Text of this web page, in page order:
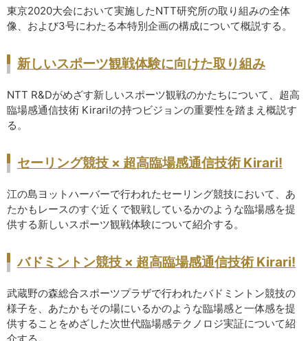
東京2020大会において実施したNTT研究所の取り組みの全体
像、および3号にわたる本特別企画の構成について概説する。
新しいスポーツ観戦体験に向けた取り組み
NTT R&Dがめざす新しいスポーツ観戦のかたちについて、超高
臨場感通信技術 Kirari!の持つビジョンの重要性を踏まえ概説す
る。
セーリング競技 × 超高臨場感通信技術 Kirari!
江の島ヨットハーバーで行われたセーリング競技において、あ
たかもレースのすぐ近くで観戦しているかのような臨場感を提
供する新しいスポーツ観戦体験について紹介する。
バドミントン競技 × 超高臨場感通信技術 Kirari!
武蔵野の森総合スポーツプラザで行われたバドミントン競技の
様子を、あたかもその場にいるかのような臨場感と一体感を提
供することをめざした次世代臨場感テクノロジ実証について紹